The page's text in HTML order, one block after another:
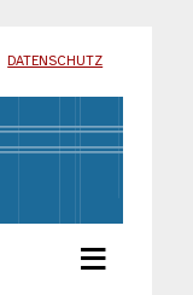
DATENSCHUTZ
≡